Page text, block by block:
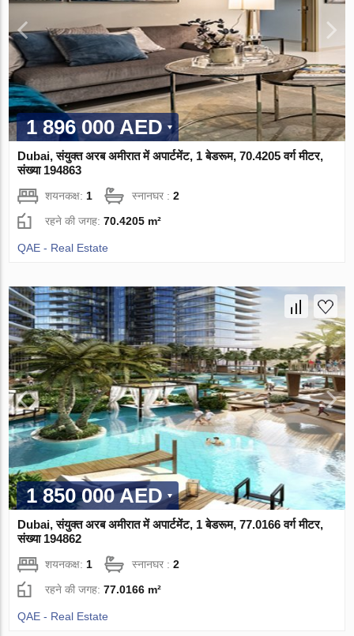
1 896 000 AED
Dubai, संयुक्त अरब अमीरात में अपार्टमेंट, 1 बेडरूम, 70.4205 वर्ग मीटर,
संख्या 194863
शयनकक्ष: 1 स्नानघर :2
रहने की जगह:70.4205 m²
QAE - Real Estate
1 850 000 AED
Dubai, संयुक्त अरब अमीरात में अपार्टमेंट, 1 बेडरूम, 77.0166 वर्ग मीटर,
संख्या 194862
शयनकक्ष:1 स्नानघर :2
रहने की जगह:77.0166 m²
QAE - Real Estate